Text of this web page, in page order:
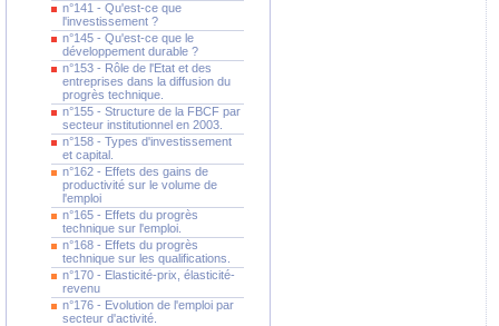
n°141 - Qu'est-ce que
l'investissement ?
n°145 - Qu'est-ce que le
développement durable ?
n°153 - Rôle de l'Etat et des
entreprises dans la diffusion du
progrès technique.
n°155 - Structure de la FBCF par
secteur institutionnel en 2003.
n°158 - Types d'investissement
et capital.
n°162 - Effets des gains de
productivité sur le volume de
l'emploi
n°165 - Effets du progrès
technique sur l'emploi.
n°168 - Effets du progrès
technique sur les qualifications.
n°170 - Elasticité-prix, élasticité-
revenu
n°176 - Evolution de l'emploi par
secteur d'activité.